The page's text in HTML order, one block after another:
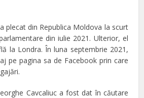
plecat din Republica Moldova la scurt
din iulie 2021. Ulterior, el
la Londra. În luna septembrie 2021,
pe pagina sa de Facebook prin care
Cavcaliuc a fost dat în căutare